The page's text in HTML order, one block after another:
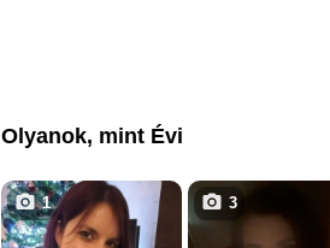
Olyanok, mint Évi
1 3